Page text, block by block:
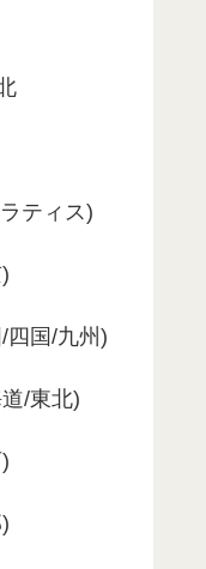
ティス)
四国/九州)
/東北)